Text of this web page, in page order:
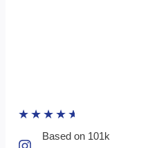
★ ★ ★ ★ ★
Based on 101k